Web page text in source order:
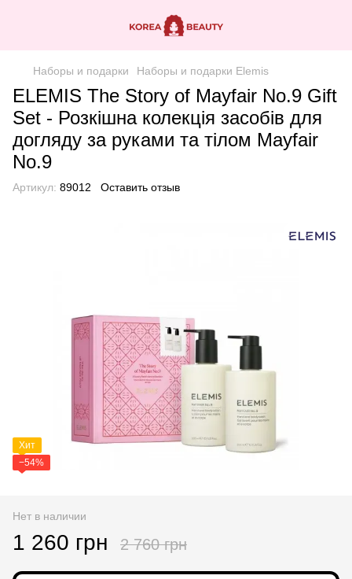
Наборы и подарки Наборы и подарки Elemis
ELEMIS The Story of Mayfair No.9 Gift
Set - Розкішна колекція засобів для
догляду за руками та тілом Mayfair
No.9
Артикул: 89012 Оставить отзыв
Хит
−54%
Нет в наличии
1 260 грн 2 760 грн